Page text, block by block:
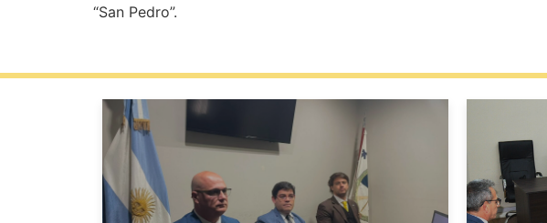
“San Pedro”.